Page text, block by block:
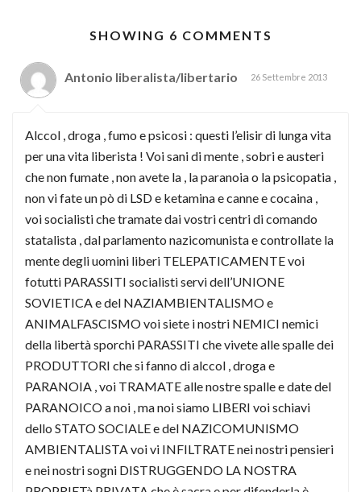
SHOWING 6 COMMENTS
Antonio liberalista/libertario 26 Settembre 2013
Alccol , droga , fumo e psicosi : questi l’elisir di lunga vita
per una vita liberista ! Voi sani di mente , sobri e austeri
che non fumate , non avete la , la paranoia o la psicopatia ,
non vi fate un pò di LSD e ketamina e canne e cocaina ,
voi socialisti che tramate dai vostri centri di comando
statalista , dal parlamento nazicomunista e controllate la
mente degli uomini liberi TELEPATICAMENTE voi
fotutti PARASSITI socialisti servi dell’UNIONE
SOVIETICA e del NAZIAMBIENTALISMO e
ANIMALFASCISMO voi siete i nostri NEMICI nemici
della libertà sporchi PARASSITI che vivete alle spalle dei
PRODUTTORI che si fanno di alccol , droga e
PARANOIA , voi TRAMATE alle nostre spalle e date del
PARANOICO a noi , ma noi siamo LIBERI voi schiavi
dello STATO SOCIALE e del NAZICOMUNISMO
AMBIENTALISTA voi vi INFILTRATE nei nostri pensieri
e nei nostri sogni DISTRUGGENDO LA NOSTRA